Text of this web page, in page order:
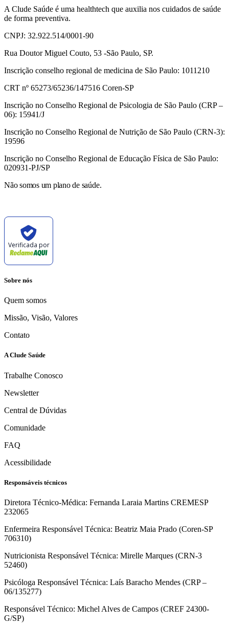
A Clude Saúde é uma healthtech que auxilia nos cuidados de saúde
de forma preventiva.
CNPJ: 32.922.514/0001-90
Rua Doutor Miguel Couto, 53 -São Paulo, SP.
Inscrição conselho regional de medicina de São Paulo: 1011210
CRT nº 65273/65236/147516 Coren-SP
Inscrição no Conselho Regional de Psicologia de São Paulo (CRP –
06): 15941/J
Inscrição no Conselho Regional de Nutrição de São Paulo (CRN-3):
19596
Inscrição no Conselho Regional de Educação Física de São Paulo:
020931-PJ/SP
Não somos um plano de saúde.
Verificada por
Sobre nós
Quem somos
Missão, Visão, Valores
Contato
A Clude Saúde
Trabalhe Conosco
Newsletter
Central de Dúvidas
Comunidade
FAQ
Acessibilidade
Responsáveis técnicos
Diretora Técnico-Médica: Fernanda Laraia Martins CREMESP
232065
Enfermeira Responsável Técnica: Beatriz Maia Prado (Coren-SP
706310)
Nutricionista Responsável Técnica: Mirelle Marques (CRN-3
52460)
Psicóloga Responsável Técnica: Laís Baracho Mendes (CRP –
06/135277)
Responsável Técnico: Michel Alves de Campos (CREF 24300-
G/SP)